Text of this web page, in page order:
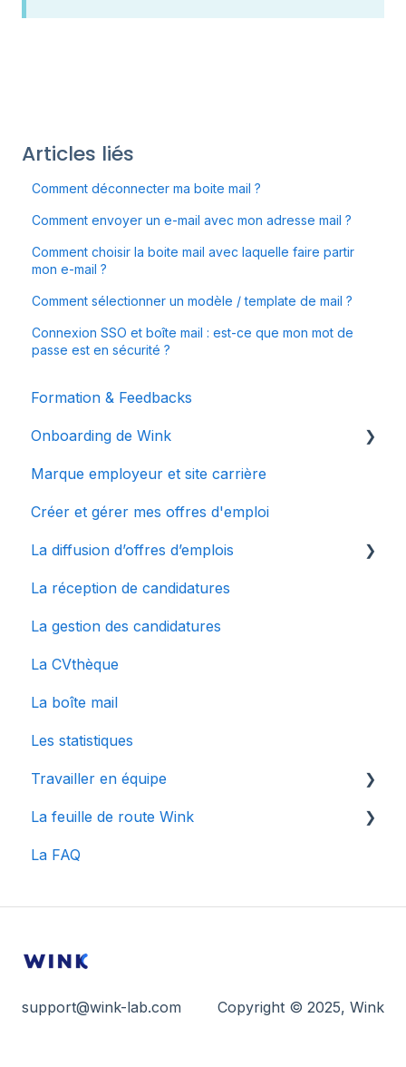
Articles liés
Comment déconnecter ma boite mail ?
Comment envoyer un e-mail avec mon adresse mail ?
Comment choisir la boite mail avec laquelle faire partir
mon e-mail ?
Comment sélectionner un modèle / template de mail ?
Connexion SSO et boîte mail : est-ce que mon mot de
passe est en sécurité ?
Formation & Feedbacks
Onboarding de Wink
Bienvenue chez Wink
Mes premiers pas
Configurer mon compte
Le dashboard
Marque employeur et site carrière
Créer et gérer mes offres d'emploi
La diffusion d’offres d’emplois
La multidiffusion
Connecter des sites d'emplois à Wink
La réception de candidatures
La gestion des candidatures
La CVthèque
La boîte mail
Les statistiques
Travailler en équipe
Gestion des utilisateurs
Collaborer en équipe
La feuille de route Wink
Articles spécifiques à une mise à jour
La FAQ
support@wink-lab.com Copyright © 2025, Wink